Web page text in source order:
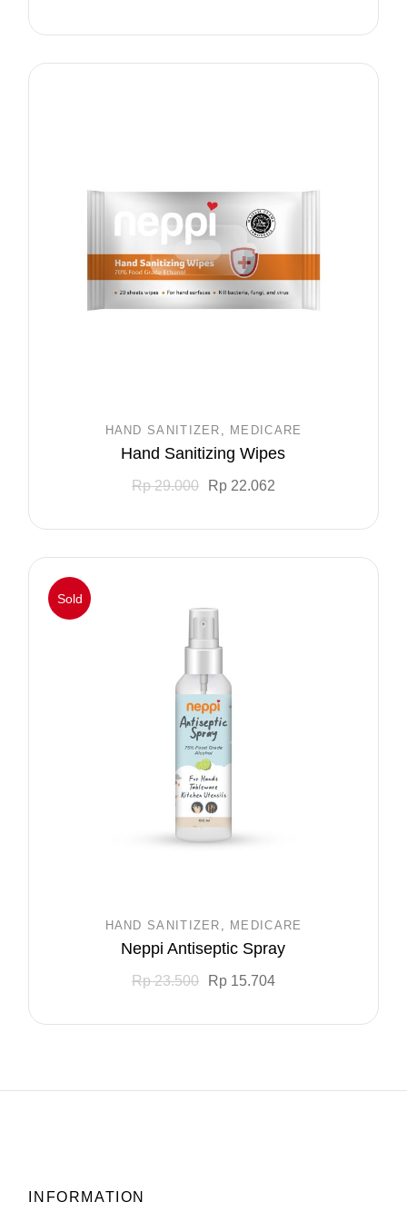
HAND SANITIZER MEDICARE
Hand Sanitizing Wipes
Rp29.000 Rp22.062
Sold
HAND SANITIZER MEDICARE
Neppi Antiseptic Spray
Rp23.500 Rp15.704
INFORMATION